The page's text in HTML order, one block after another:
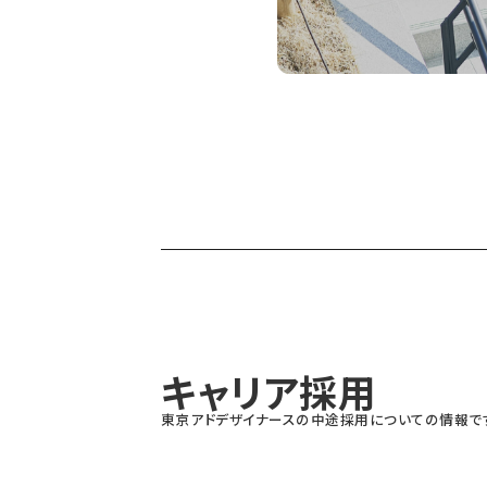
キャリア採用
東京アドデザイナースの中途採用についての情報で